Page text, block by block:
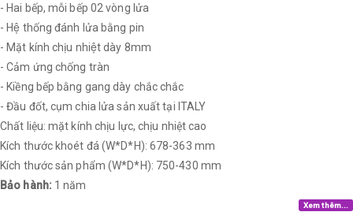
- Hai bếp, mỗi bếp 02 vòng lửa
- Hệ thống đánh lửa bằng pin
- Mặt kính chịu nhiệt dày 8mm
- Cảm ứng chống tràn
- Kiềng bếp bằng gang dày chắc chắc
- Đầu đốt, cụm chia lửa sản xuất tại ITALY
Chất liệu: mặt kính chịu lực, chịu nhiệt cao
Kích thước khoét đá (W*D*H): 678-363 mm
Kích thước sản phẩm (W*D*H): 750-430 mm
Bảo hành: 1 năm
Xem thêm...